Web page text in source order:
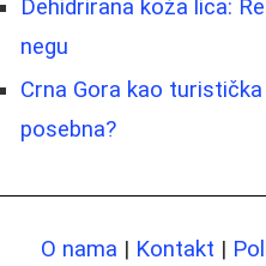
Dehidrirana koža lica:
negu
Crna Gora kao
posebna?
O nama | Kontakt |